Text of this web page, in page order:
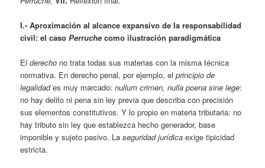
I.- Aproximación al alcance expansivo de la responsabilidad
civil: el casoPerruche como ilustración paradigmática
Elderecho no trata todas sus materias con la misma técnica
normativa. En derecho penal, por ejemplo, elprincipio de
legalidades muy marcado:nullum crimen, nulla poena sine lege:
no hay delito ni pena sin ley previa que describa con precisión
sus elementos constitutivos. Y lo propio en materia tributaria: no
hay tributo sin ley que establezca hecho generador, base
imponible y sujeto pasivo. Laseguridad jurídica exige tipicidad
estricta.